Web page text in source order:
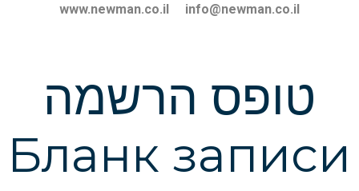
www.newman.co.il
info@newman.co.il
טופס הרשמה
Бланк записи
Яркий контраст
font_download Выделить ссылки
настройки